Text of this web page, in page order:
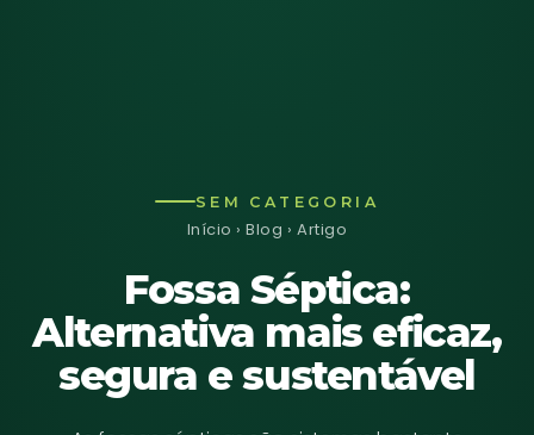
SEM CATEGORIA
Início ›Blog › Artigo
Fossa Séptica:
Alternativa mais eficaz,
segura e sustentável